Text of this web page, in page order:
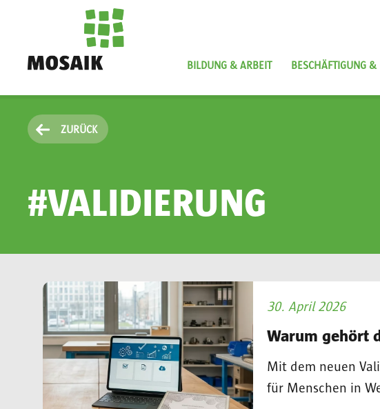
BILDUNG & ARBEIT BESCHÄFTIGUNG &
ZURÜCK
#VALIDIERUNG
30. April 2026
Warum gehört
Mit dem neuen
für Menschen in